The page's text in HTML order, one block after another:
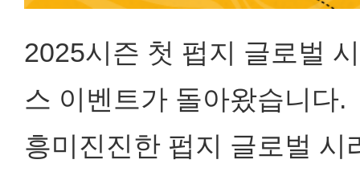
2025시즌 첫 펍지 글로벌
스 이벤트가 돌아왔습니다.
흥미진진한 펍지 글로벌